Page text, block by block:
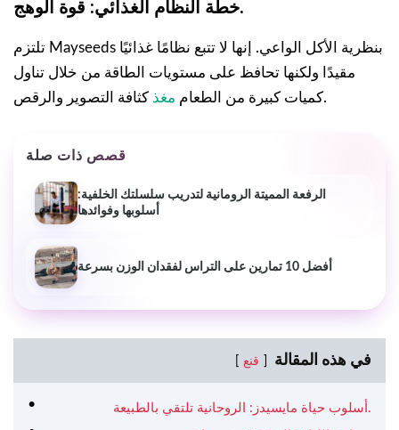
خطة النظام الغذائي: قوة الوهج.
تلتزم Mayseeds بنظرية الأكل الواعي. إنها لا تتبع نظامًا غذائيًا
مقيدًا ولكنها تحافظ على مستويات الطاقة من خلال تناول
كميات كبيرة من الطعام مغذ كثافة التصوير والرقص.
قصص ذات صلة
الرفعة المميتة الرومانية لتدريب سلسلتك الخلفية:
أسلوبها وفوائدها
أفضل 10 تمارين على التراس لفقدان الوزن بسرعة
في هذه المقالة قنع
أسلوب حياة مايسيدز: الروحانية تلتقي بالطبيعة.